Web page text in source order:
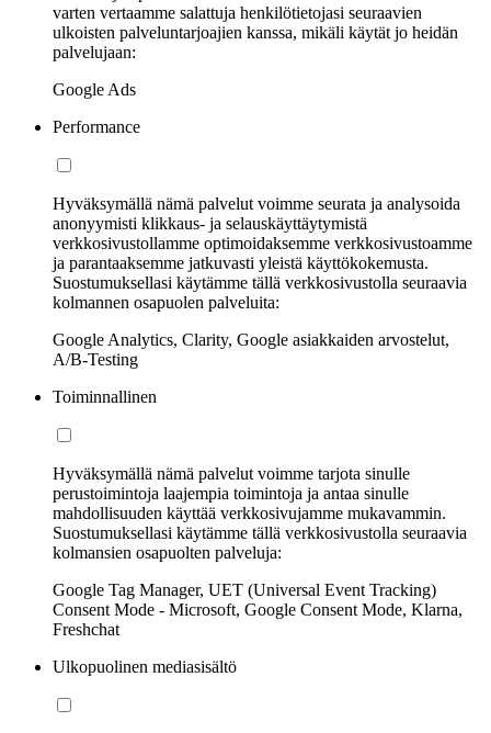
varten vertaamme salattuja henkilötietojasi seuraavien
ulkoisten palveluntarjoajien kanssa, mikäli käytät jo heidän
palvelujaan:
Google Ads
Performance
Hyväksymällä nämä palvelut voimme seurata ja analysoida
anonyymisti klikkaus- ja selauskäyttäytymistä
verkkosivustollamme optimoidaksemme verkkosivustoamme
ja parantaaksemme jatkuvasti yleistä käyttökokemusta.
Suostumuksellasi käytämme tällä verkkosivustolla seuraavia
kolmannen osapuolen palveluita:
Google Analytics, Clarity, Google asiakkaiden arvostelut,
A/B-Testing
Toiminnallinen
Hyväksymällä nämä palvelut voimme tarjota sinulle
perustoimintoja laajempia toimintoja ja antaa sinulle
mahdollisuuden käyttää verkkosivujamme mukavammin.
Suostumuksellasi käytämme tällä verkkosivustolla seuraavia
kolmansien osapuolten palveluja:
Google Tag Manager, UET (Universal Event Tracking)
Consent Mode - Microsoft, Google Consent Mode, Klarna,
Freshchat
Ulkopuolinen mediasisältö